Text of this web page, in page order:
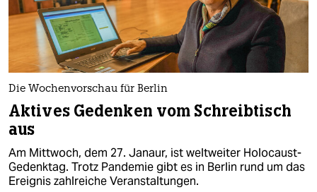
Die Wochenvorschau für Berlin
Aktives Gedenken vom Schreibtisch
aus
Am Mittwoch, dem 27. Janaur, ist weltweiter Holocaust-
Gedenktag. Trotz Pandemie gibt es in Berlin rund um das
Ereignis zahlreiche Veranstaltungen.